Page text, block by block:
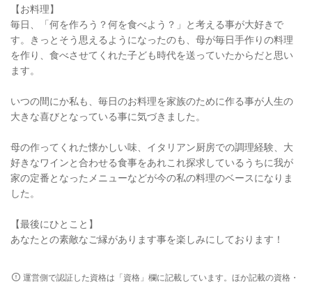
【お料理】
毎日、「何を作ろう？何を食べよう？」と考える事が大好きで
す。きっとそう思えるようになったのも、母が毎日手作りの料理
を作り、食べさせてくれた子ども時代を送っていたからだと思い
ます。
いつの間にか私も、毎日のお料理を家族のために作る事が人生の
大きな喜びとなっている事に気づきました。
母の作ってくれた懐かしい味、イタリアン厨房での調理経験、大
好きなワインと合わせる食事をあれこれ探求しているうちに我が
家の定番となったメニューなどが今の私の料理のベースになりま
した。
【最後にひとこと】
あなたとの素敵なご縁があります事を楽しみにしております！
運営側で認証した資格は「資格」欄に記載しています。ほか記載の資格・